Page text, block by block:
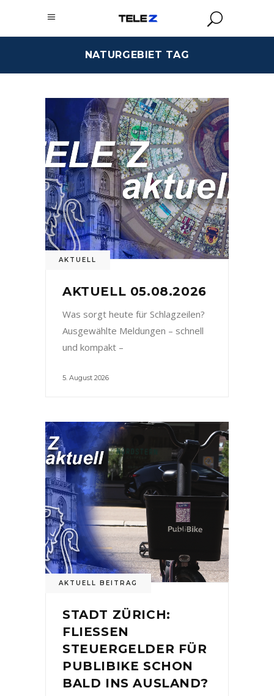
NATURGEBIET TAG
AKTUELL
AKTUELL 05.08.2026
Was sorgt heute für Schlagzeilen?
Ausgewählte Meldungen – schnell
und kompakt –
5. August 2026
AKTUELL BEITRAG
STADT ZÜRICH:
FLIESSEN
STEUERGELDER FÜR
PUBLIBIKE SCHON
BALD INS AUSLAND?